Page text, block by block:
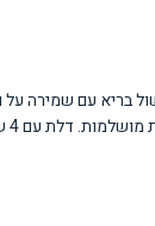
בידוד תרמי מעולה ובטיחות.